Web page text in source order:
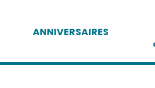
ANNIVERSAIRES